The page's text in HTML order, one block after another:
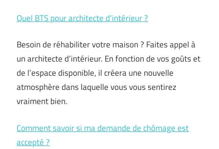
Quel BTS pour architecte d’intérieur ?
Besoin de réhabiliter votre maison ? Faites appel à
un architecte d’intérieur. En fonction de vos goûts et
de l’espace disponible, il créera une nouvelle
atmosphère dans laquelle vous vous sentirez
vraiment bien.
Comment savoir si ma demande de chômage est
accepté ?